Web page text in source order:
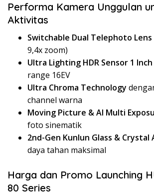
Performa Kamera Unggulan
Aktivitas
Switchable Dual Telephoto Lens
9,4x zoom)
Ultra Lighting HDR Sensor 1 Inch
range 16EV
Ultra Chroma Technology
channel warna
Moving Picture & AI Multi
foto sinematik
2nd-Gen Kunlun Glass & Crystal
daya tahan maksimal
Harga dan Promo Launching
80 Series